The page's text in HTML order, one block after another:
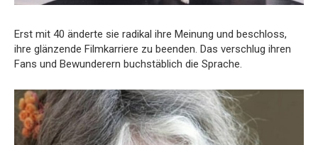
Erst mit 40 änderte sie radikal ihre Meinung und beschloss,
ihre glänzende Filmkarriere zu beenden. Das verschlug ihren
Fans und Bewunderern buchstäblich die Sprache.